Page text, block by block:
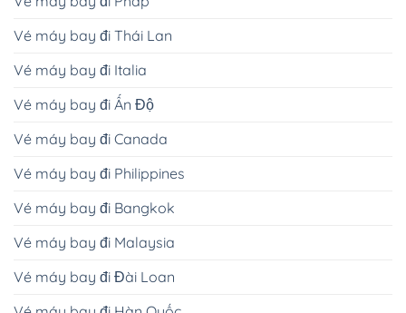
Vé máy bay đi Thái Lan
Vé máy bay đi Italia
Vé máy bay đi Ấn Độ
Vé máy bay đi Canada
Vé máy bay đi Philippines
Vé máy bay đi Bangkok
Vé máy bay đi Malaysia
Vé máy bay đi Đài Loan